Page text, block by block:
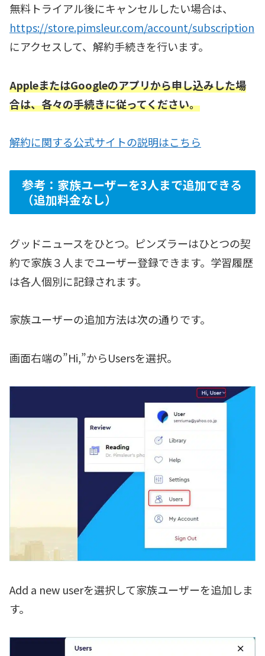
無料トライアル後にキャンセルしたい場合は、
https://store.pimsleur.com/account/subscription
にアクセスして、解約手続きを行います。
AppleまたはGoogleのアプリから申し込みした場
合は、各々の手続きに従ってください。
解約に関する公式サイトの説明はこちら
参考：家族ユーザーを3人まで追加できる
（追加料金なし）
グッドニュースをひとつ。ピンズラーはひとつの契
約で家族３人までユーザー登録できます。学習履歴
は各人個別に記録されます。
家族ユーザーの追加方法は次の通りです。
画面右端の”Hi,”からUsersを選択。
Add a new userを選択して家族ユーザーを追加しま
す。